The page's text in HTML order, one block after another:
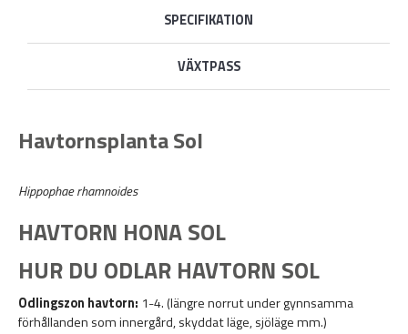
SPECIFIKATION
VÄXTPASS
Havtornsplanta Sol
Hippophae rhamnoides
HAVTORN HONA SOL
HUR DU ODLAR HAVTORN SOL
Odlingszon havtorn: 1-4. (längre norrut under gynnsamma
förhållanden som innergård, skyddat läge, sjöläge mm.)